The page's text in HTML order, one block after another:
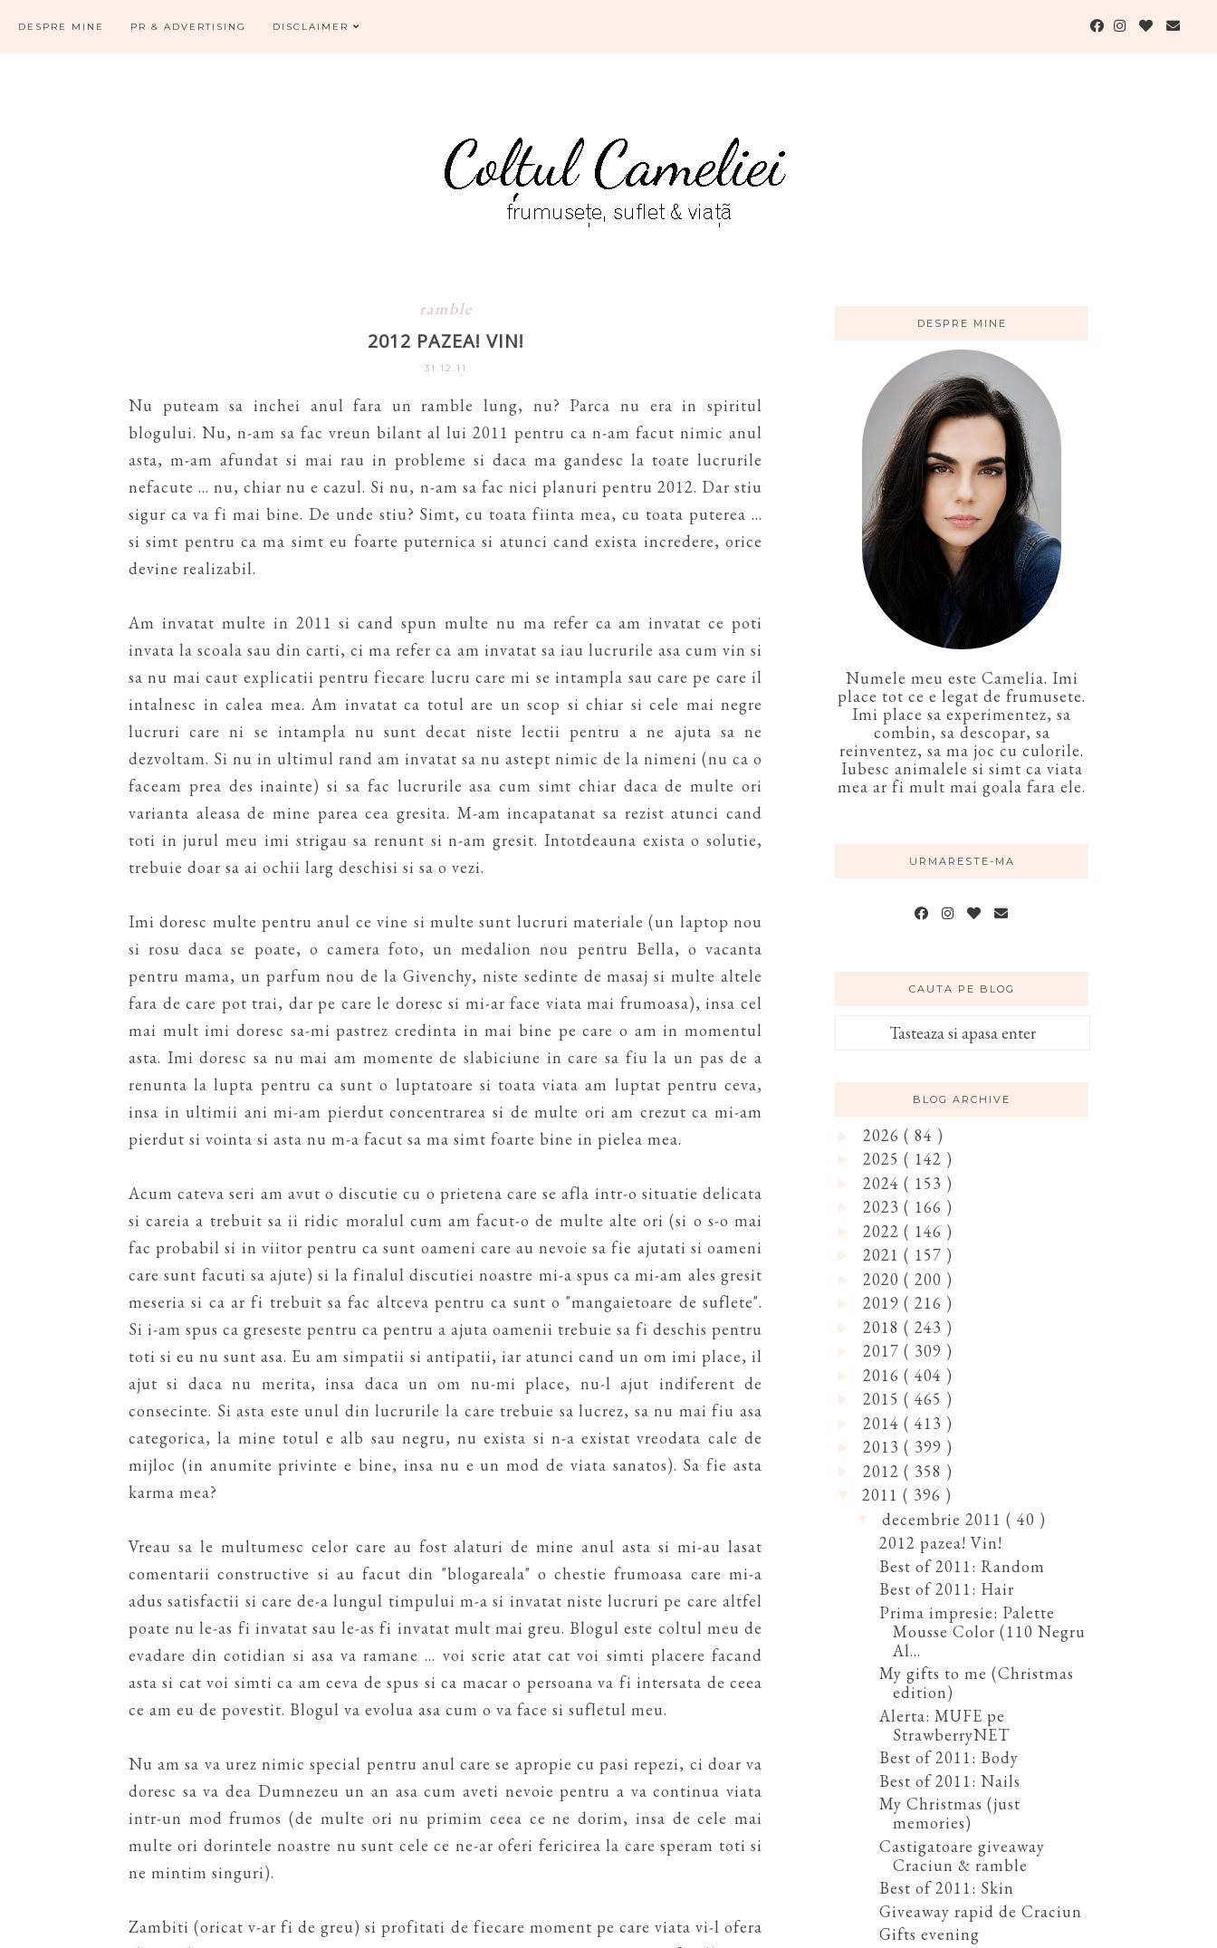
DESPRE MINE PR & ADVERTISING DISCLAIMER
ramble
2012 PAZEA! VIN!
31.12.11
Nu puteam sa inchei anul fara un ramble lung, nu? Parca nu era in spiritul
blogului. Nu, n-am sa fac vreun bilant al lui 2011 pentru ca n-am facut nimic anul
asta, m-am afundat si mai rau in probleme si daca ma gandesc la toate lucrurile
nefacute ... nu, chiar nu e cazul. Si nu, n-am sa fac nici planuri pentru 2012. Dar stiu
sigur ca va fi mai bine. De unde stiu? Simt, cu toata fiinta mea, cu toata puterea ...
si simt pentru ca ma simt eu foarte puternica si atunci cand exista incredere, orice
devine realizabil.
Am invatat multe in 2011 si cand spun multe nu ma refer ca am invatat ce poti
invata la scoala sau din carti, ci ma refer ca am invatat sa iau lucrurile asa cum vin si
sa nu mai caut explicatii pentru fiecare lucru care mi se intampla sau care pe care il
intalnesc in calea mea. Am invatat ca totul are un scop si chiar si cele mai negre
lucruri care ni se intampla nu sunt decat niste lectii pentru a ne ajuta sa ne
dezvoltam. Si nu in ultimul rand am invatat sa nu astept nimic de la nimeni (nu ca o
faceam prea des inainte) si sa fac lucrurile asa cum simt chiar daca de multe ori
varianta aleasa de mine parea cea gresita. M-am incapatanat sa rezist atunci cand
toti in jurul meu imi strigau sa renunt si n-am gresit. Intotdeauna exista o solutie,
trebuie doar sa ai ochii larg deschisi si sa o vezi.
Imi doresc multe pentru anul ce vine si multe sunt lucruri materiale (un laptop nou
si rosu daca se poate, o camera foto, un medalion nou pentru Bella, o vacanta
pentru mama, un parfum nou de la Givenchy, niste sedinte de masaj si multe altele
fara de care pot trai, dar pe care le doresc si mi-ar face viata mai frumoasa), insa cel
mai mult imi doresc sa-mi pastrez credinta in mai bine pe care o am in momentul
asta. Imi doresc sa nu mai am momente de slabiciune in care sa fiu la un pas de a
renunta la lupta pentru ca sunt o luptatoare si toata viata am luptat pentru ceva,
insa in ultimii ani mi-am pierdut concentrarea si de multe ori am crezut ca mi-am
pierdut si vointa si asta nu m-a facut sa ma simt foarte bine in pielea mea.
Acum cateva seri am avut o discutie cu o prietena care se afla intr-o situatie delicata
si careia a trebuit sa ii ridic moralul cum am facut-o de multe alte ori (si o s-o mai
fac probabil si in viitor pentru ca sunt oameni care au nevoie sa fie ajutati si oameni
care sunt facuti sa ajute) si la finalul discutiei noastre mi-a spus ca mi-am ales gresit
meseria si ca ar fi trebuit sa fac altceva pentru ca sunt o "mangaietoare de suflete".
Si i-am spus ca greseste pentru ca pentru a ajuta oamenii trebuie sa fi deschis pentru
toti si eu nu sunt asa. Eu am simpatii si antipatii, iar atunci cand un om imi place, il
ajut si daca nu merita, insa daca un om nu-mi place, nu-l ajut indiferent de
consecinte. Si asta este unul din lucrurile la care trebuie sa lucrez, sa nu mai fiu asa
categorica, la mine totul e alb sau negru, nu exista si n-a existat vreodata cale de
mijloc (in anumite privinte e bine, insa nu e un mod de viata sanatos). Sa fie asta
karma mea?
Vreau sa le multumesc celor care au fost alaturi de mine anul asta si mi-au lasat
comentarii constructive si au facut din "blogareala" o chestie frumoasa care mi-a
adus satisfactii si care de-a lungul timpului m-a si invatat niste lucruri pe care altfel
poate nu le-as fi invatat sau le-as fi invatat mult mai greu. Blogul este coltul meu de
evadare din cotidian si asa va ramane ... voi scrie atat cat voi simti placere facand
asta si cat voi simti ca am ceva de spus si ca macar o persoana va fi intersata de ceea
ce am eu de povestit. Blogul va evolua asa cum o va face si sufletul meu.
Nu am sa va urez nimic special pentru anul care se apropie cu pasi repezi, ci doar va
doresc sa va dea Dumnezeu un an asa cum aveti nevoie pentru a va continua viata
intr-un mod frumos (de multe ori nu primim ceea ce ne dorim, insa de cele mai
multe ori dorintele noastre nu sunt cele ce ne-ar oferi fericirea la care speram toti si
ne mintim singuri).
Zambiti (oricat v-ar fi de greu) si profitati de fiecare moment pe care viata vi-l ofera
DESPRE MINE
Numele meu este Camelia. Imi
place tot ce e legat de frumusete.
Imi place sa experimentez, sa
combin, sa descopar, sa
reinventez, sa ma joc cu culorile.
Iubesc animalele si simt ca viata
mea ar fi mult mai goala fara ele.
URMARESTE-MA
CAUTA PE BLOG
BLOG ARCHIVE
2026 ( 84 )
2025 ( 142 )
2024 ( 153 )
2023 ( 166 )
2022 ( 146 )
2021 ( 157 )
2020 ( 200 )
2019 ( 216 )
2018 ( 243 )
2017 ( 309 )
2016 ( 404 )
2015 ( 465 )
2014 ( 413 )
2013 ( 399 )
2012 ( 358 )
2011 ( 396 )
decembrie 2011 ( 40 )
2012 pazea! Vin!
Best of 2011: Random
Best of 2011: Hair
Prima impresie: Palette
Mousse Color (110 Negru
Al...
My gifts to me (Christmas
edition)
Alerta: MUFE pe
StrawberryNET
Best of 2011: Body
Best of 2011: Nails
My Christmas (just
memories)
Castigatoare giveaway
Craciun & ramble
Best of 2011: Skin
Giveaway rapid de Craciun
Gifts evening